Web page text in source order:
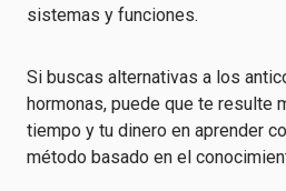
sistemas y funciones.
Si buscas alternativas a los
hormonas, puede que te resulte
tiempo y tu dinero en aprender
método basado en el